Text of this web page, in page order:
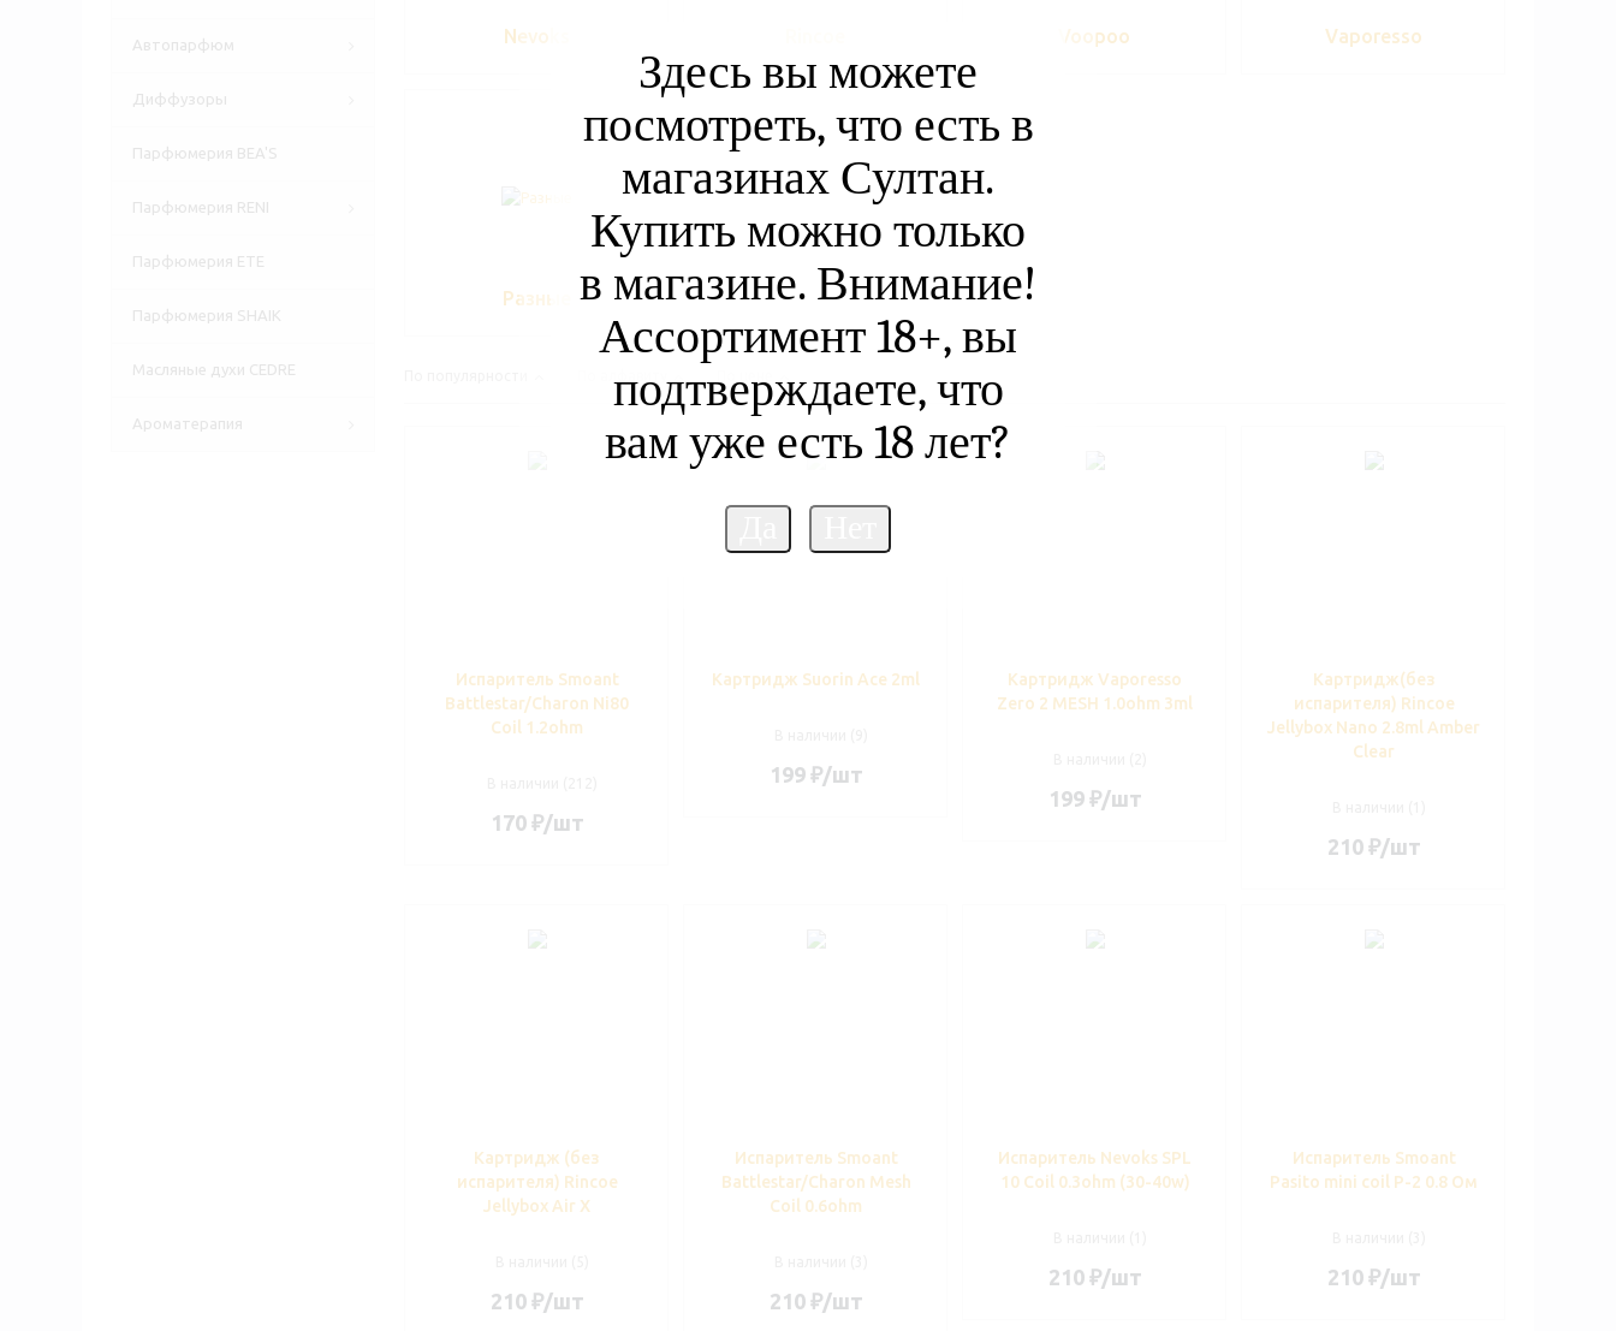
Автопарфюм
Диффузоры
Парфюмерия BEA'S
Парфюмерия RENI
Парфюмерия ETE
Парфюмерия SHAIK
Масляные духи CEDRE
Ароматерапия
Nevoks Voopoo Vaporesso
Разные
Испаритель Smoant
Battlestar/Charon Ni80
Coil 1.2ohm
170₽/шт
Картридж Suorin Ace 2ml
199₽/шт
Картридж Vaporesso
Zero 2 MESH 1.0ohm 3ml
199₽/шт
Картридж(без
испарителя) Rincoe
Jellybox Nano 2.8ml Amber
Clear
210₽/шт
Картридж (без
испарителя) Rincoe
Jellybox Air X
210₽/шт
Испаритель Smoant
Battlestar/Charon Mesh
Coil 0.6ohm
210₽/шт
Испаритель Nevoks SPL
10 Coil 0.3ohm (30-40w)
210₽/шт
Испаритель Smoant
Pasito mini coil P-2 0.8 Ом
210₽/шт
Здесь вы можете
посмотреть, что есть в
магазинах Султан.
Купить можно только
в магазине. Внимание!
Ассортимент 18+, вы
подтверждаете, что
вам уже есть 18 лет?